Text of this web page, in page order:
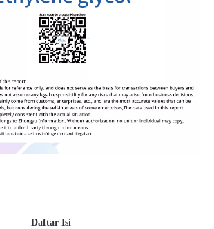
Daftar Isi